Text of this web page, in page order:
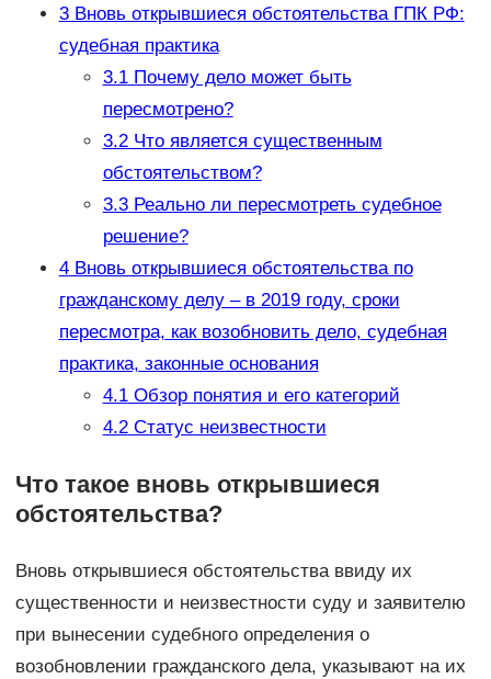
3Вновь открывшиеся обстоятельства ГПК РФ:
судебная практика
3.1Почему дело может быть
пересмотрено?
3.2Что является существенным
обстоятельством?
3.3Реально ли пересмотреть судебное
решение?
4Вновь открывшиеся обстоятельства по
гражданскому делу – в 2019 году, сроки
пересмотра, как возобновить дело, судебная
практика, законные основания
4.1Обзор понятия и его категорий
4.2Статус неизвестности
Что такое вновь открывшиеся
обстоятельства?
Вновь открывшиеся обстоятельства ввиду их
существенности и неизвестности суду и заявителю
при вынесении судебного определения о
возобновлении гражданского дела, указывают на их